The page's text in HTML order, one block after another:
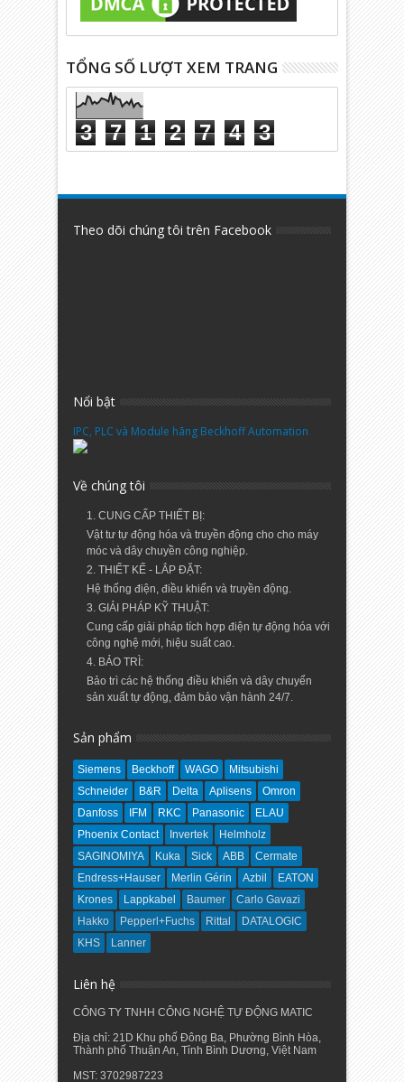
TỔNG SỐ LƯỢT XEM TRANG
3 7 1 2 7 4 3
Theo dõi chúng tôi trên Facebook
Nổi bật
IPC, PLC và Module hãng Beckhoff Automation
Về chúng tôi
1. CUNG CẤP THIẾT BỊ:
Vật tư tự động hóa và truyền động cho cho máy
móc và dây chuyền công nghiệp.
2. THIẾT KẾ - LẮP ĐẶT:
Hệ thống điện, điều khiển và truyền động.
3. GIẢI PHÁP KỸ THUẬT:
Cung cấp giải pháp tích hợp điện tự động hóa với
công nghệ mới, hiệu suất cao.
4. BẢO TRÌ:
Bảo trì các hệ thống điều khiển và dây chuyển
sản xuất tự động, đảm bảo vận hành 24/7.
Sản phẩm
Siemens Beckhoff WAGO
Mitsubishi
Schneider
B&R Delta Aplisens
Omron
Danfoss
IFM RKC Panasonic
ELAU
Phoenix Contact
Invertek
Helmholz
SAGINOMIYA
Kuka Sick ABB
Cermate
Endress+Hauser
Merlin Gérin Azbil
EATON
Krones
Lappkabel Baumer
Carlo Gavazi
Hakko
Pepperl+Fuchs Rittal
DATALOGIC
KHS
Lanner
Liên hệ
CÔNG TY TNHH CÔNG NGHỆ TỰ ĐỘNG MATIC
Địa chỉ: 21D Khu phố Đông Ba, Phường Bình Hòa,
Thành phố Thuận An, Tỉnh Bình Dương, Việt Nam
MST: 3702987223